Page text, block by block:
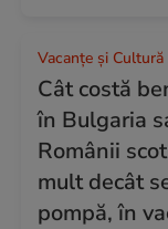
Vacanțe și Cultură
Cât costă
în Bulgaria
Românii
mult decât
pompă, în